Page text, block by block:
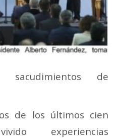
de
de los últimos cien
experiencias